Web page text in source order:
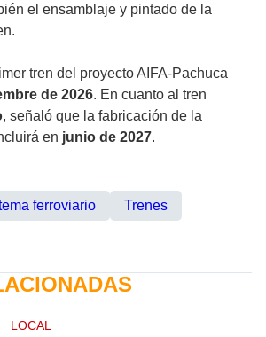
el ensamblaje y pintado de la
tren del proyecto AIFA-Pachuca
de 2026. En cuanto al tren
, señaló que la fabricación de la
en junio de 2027.
ferroviario
Trenes
LOCAL